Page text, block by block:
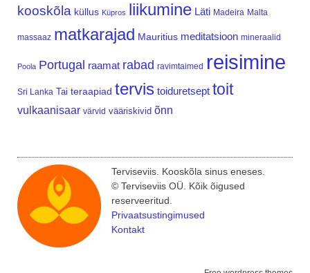
kooskõla küllus Küpros liikumine Läti Madeira Malta
massaaz matkarajad Mauritius meditatsioon mineraalid
Poola Portugal raamat rabad ravimtaimed reisimine
Sri Lanka Tai teraapiad tervis toiduretsept toit
vulkaanisaar värvid vääriskivid õnn
Terviseviis. Kooskõla sinus eneses.
© Terviseviis OÜ. Kõik õigused
reserveeritud.
Privaatsustingimused
Kontakt